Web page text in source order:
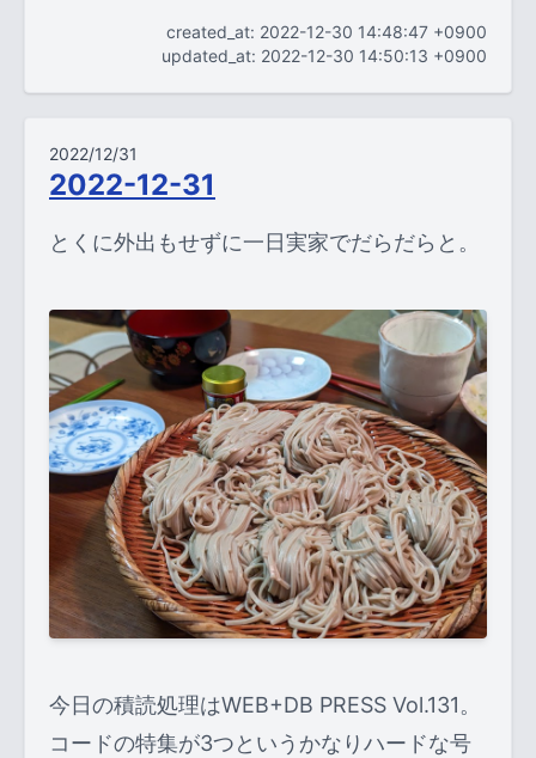
created_at: 2022-12-30 14:48:47 +0900
updated_at: 2022-12-30 14:50:13 +0900
2022/12/31
2022-12-31
とくに外出もせずに一日実家でだらだらと。
今日の積読処理はWEB+DB PRESS Vol.131。
コードの特集が3つというかなりハードな号